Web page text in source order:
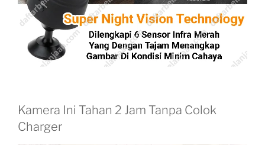
Kamera Ini Tahan 2 Jam Tanpa Colok
Charger